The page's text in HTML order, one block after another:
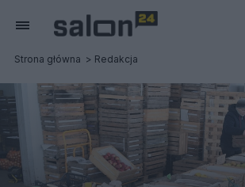
Strona główna Redakcja